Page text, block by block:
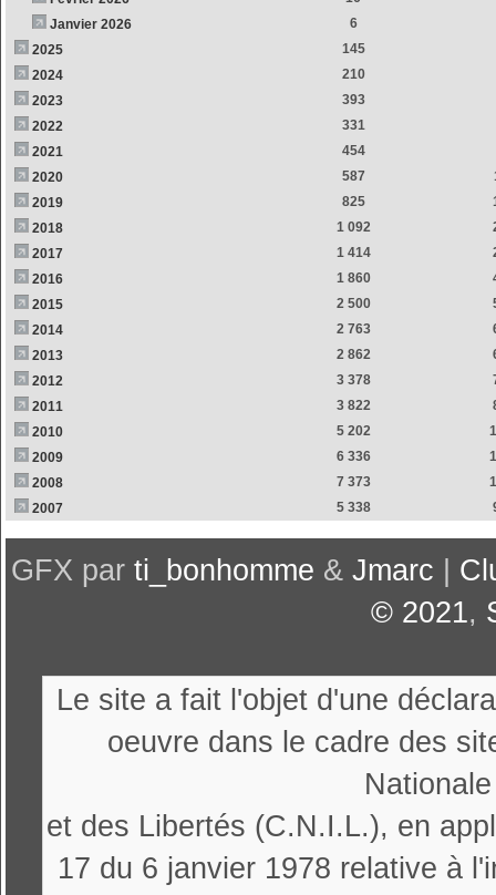
Janvier 2026
6
2025
145
2024
210
2023
393
2022
331
2021
454
2020
587
2019
825
2018
1 092
2017
1 414
2016
1 860
2015
2 500
2014
2 763
2013
2 862
2012
3 378
2011
3 822
2010
5 202
2009
6 336
2008
7 373
2007
5 338
GFX par ti_bonhomme & Jmarc
© 2021,
Le site a fait l'objet d'une
oeuvre dans le cadre des
et des Libertés (C.N.I.L.), en
17 du 6 janvier 1978 relative à